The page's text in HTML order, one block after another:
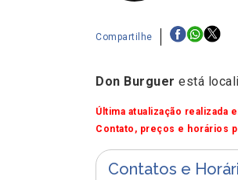
Compartilhe
Don Burguer está
Última atualização realizada
Contato, preços e horários
Contatos e